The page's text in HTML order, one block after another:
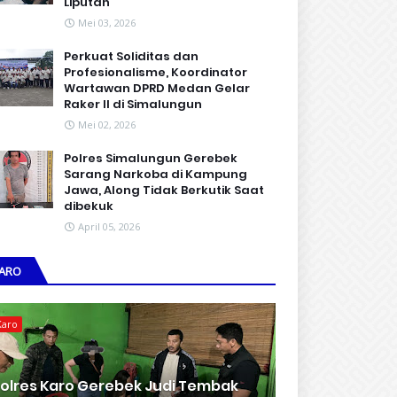
Mei 03, 2026
Perkuat Soliditas dan
Profesionalisme, Koordinator
Wartawan DPRD Medan Gelar
Raker II di Simalungun
Mei 02, 2026
Polres Simalungun Gerebek
Sarang Narkoba di Kampung
Jawa, Along Tidak Berkutik Saat
dibekuk
April 05, 2026
Karo Gerebek Judi Tembak